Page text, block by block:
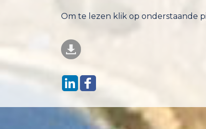
Om te lezen klik op onderstaande